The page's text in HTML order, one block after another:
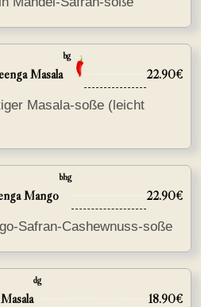
Masala
bg
22.90€
Masala-soße (leicht
Mango
bhg
22.90€
Safran-Cashewnuss-soße
dg
18.90€